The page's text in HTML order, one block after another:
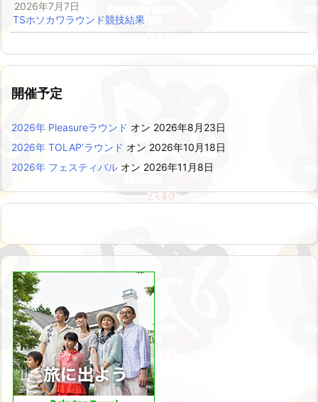
2026年7月7日
TSホソカワラウンド競技結果
開催予定
2026年 Pleasureラウンド オン 2026年8月23日
2026年 TOLAP’ラウンド オン 2026年10月18日
2026年 フェスティバル オン 2026年11月8日